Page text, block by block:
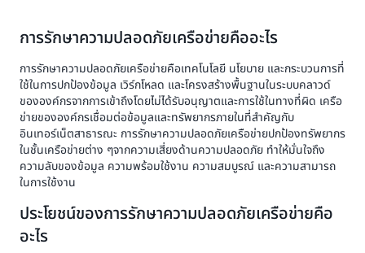
การรักษาความปลอดภัยเครือข่ายคืออะไร
การรักษาความปลอดภัยเครือข่ายคือเทคโนโลยี นโยบาย และกระบวนการที่
ใช้ในการปกป้องข้อมูล เวิร์กโหลด และโครงสร้างพื้นฐานในระบบคลาวด์
ขององค์กรจากการเข้าถึงโดยไม่ได้รับอนุญาตและการใช้ในทางที่ผิด เครือ
ข่ายขององค์กรเชื่อมต่อข้อมูลและทรัพยากรภายในที่สำคัญกับ
อินเทอร์เน็ตสาธารณะ การรักษาความปลอดภัยเครือข่ายปกป้องทรัพยากร
ในชั้นเครือข่ายต่าง ๆจากความเสี่ยงด้านความปลอดภัย ทำให้มั่นใจถึง
ความลับของข้อมูล ความพร้อมใช้งาน ความสมบูรณ์ และความสามารถ
ในการใช้งาน
ประโยชน์ของการรักษาความปลอดภัยเครือข่ายคือ
อะไร